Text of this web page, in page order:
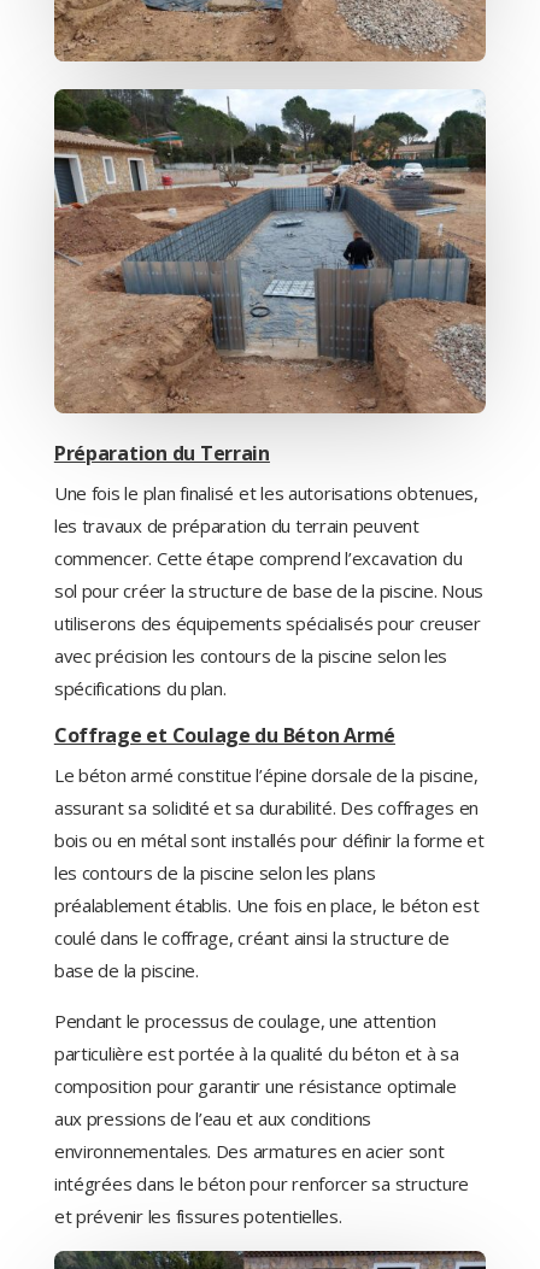
Préparation du Terrain
Une fois le plan finalisé et les autorisations obtenues,
les travaux de préparation du terrain peuvent
commencer. Cette étape comprend l’excavation du
sol pour créer la structure de base de la piscine. Nous
utiliserons des équipements spécialisés pour creuser
avec précision les contours de la piscine selon les
spécifications du plan.
Coffrage et Coulage du Béton Armé
Le béton armé constitue l’épine dorsale de la piscine,
assurant sa solidité et sa durabilité. Des coffrages en
bois ou en métal sont installés pour définir la forme et
les contours de la piscine selon les plans
préalablement établis. Une fois en place, le béton est
coulé dans le coffrage, créant ainsi la structure de
base de la piscine.
Pendant le processus de coulage, une attention
particulière est portée à la qualité du béton et à sa
composition pour garantir une résistance optimale
aux pressions de l’eau et aux conditions
environnementales. Des armatures en acier sont
intégrées dans le béton pour renforcer sa structure
et prévenir les fissures potentielles.